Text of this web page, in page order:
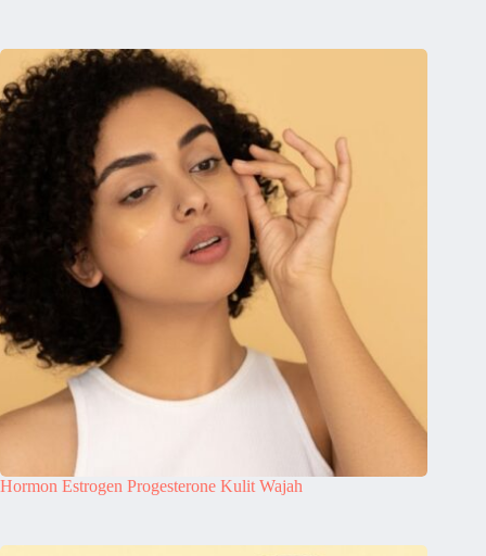
Hormon Estrogen Progesterone Kulit Wajah